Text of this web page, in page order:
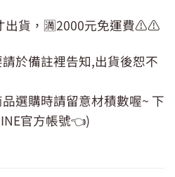
貨，🈵2000元免運費⚠️⚠️
於備註裡告知,出貨後恕不
選購時請留意材積數喔~ 下
官方帳號👈)